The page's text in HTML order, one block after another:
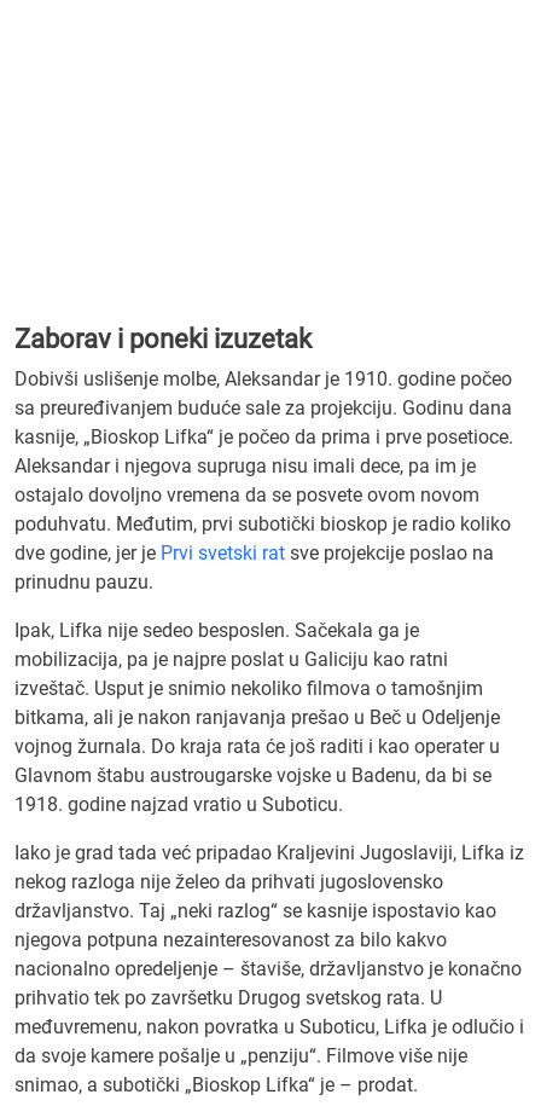
Zaborav i poneki izuzetak
Dobivši uslišenje molbe, Aleksandar je 1910. godine počeo
sa preuređivanjem buduće sale za projekciju. Godinu dana
kasnije, „Bioskop Lifka“ je počeo da prima i prve posetioce.
Aleksandar i njegova supruga nisu imali dece, pa im je
ostajalo dovoljno vremena da se posvete ovom novom
poduhvatu. Međutim, prvi subotički bioskop je radio koliko
dve godine, jer je Prvi svetski rat sve projekcije poslao na
prinudnu pauzu.
Ipak, Lifka nije sedeo besposlen. Sačekala ga je
mobilizacija, pa je najpre poslat u Galiciju kao ratni
izveštač. Usput je snimio nekoliko filmova o tamošnjim
bitkama, ali je nakon ranjavanja prešao u Beč u Odeljenje
vojnog žurnala. Do kraja rata će još raditi i kao operater u
Glavnom štabu austrougarske vojske u Badenu, da bi se
1918. godine najzad vratio u Suboticu.
Iako je grad tada već pripadao Kraljevini Jugoslaviji, Lifka iz
nekog razloga nije želeo da prihvati jugoslovensko
državljanstvo. Taj „neki razlog“ se kasnije ispostavio kao
njegova potpuna nezainteresovanost za bilo kakvo
nacionalno opredeljenje – štaviše, državljanstvo je konačno
prihvatio tek po završetku Drugog svetskog rata. U
međuvremenu, nakon povratka u Suboticu, Lifka je odlučio i
da svoje kamere pošalje u „penziju“. Filmove više nije
snimao, a subotički „Bioskop Lifka“ je – prodat.